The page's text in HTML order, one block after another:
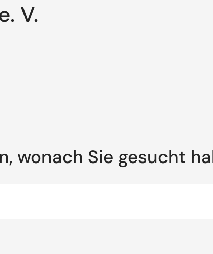
V.
wonach Sie gesucht